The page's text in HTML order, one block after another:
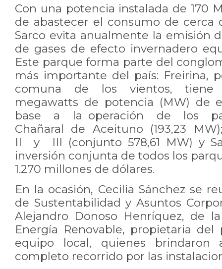
Con una potencia instalada de 170
de abastecer el consumo de cerca
Sarco evita anualmente la emisión
de gases de efecto invernadero
Este parque forma parte del
más importante del país: Freirina,
comuna de los vientos, tiene
megawatts de potencia (MW)
base a la operación de los
Chañaral de Aceituno (193,23
II y III (conjunto 578,61 MW) y
inversión conjunta de todos los
1.270 millones de dólares.
En la ocasión, Cecilia Sánchez se
de Sustentabilidad y Asuntos
Alejandro Donoso Henríquez, de
Energía Renovable, propietaria
equipo local, quienes
completo recorrido por las